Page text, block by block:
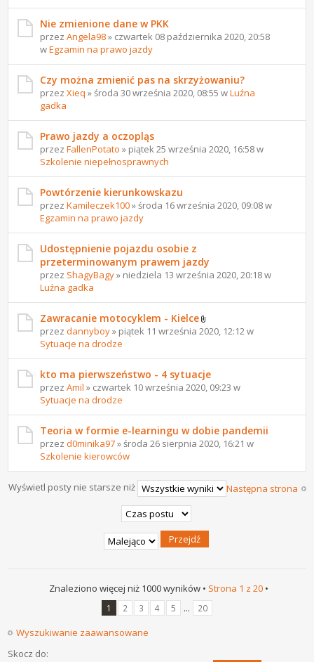
Nie zmienione dane w PKK
przezAngela98» czwartek 08 października 2020, 20:58
wEgzamin na prawo jazdy
Czy można zmienić pas na skrzyżowaniu?
przezXieq » środa 30 września 2020, 08:55 wLuźna
gadka
Prawo jazdy a oczopląs
przezFallenPotato » piątek 25 września 2020, 16:58 w
Szkolenie niepełnosprawnych
Powtórzenie kierunkowskazu
przezKamileczek100» środa 16 września 2020, 09:08 w
Egzamin na prawo jazdy
Udostępnienie pojazdu osobie z
przeterminowanym prawem jazdy
przez ShagyBagy» niedziela 13 września 2020, 20:18 w
Luźna gadka
Zawracanie motocyklem - Kielce
przezdannyboy» piątek 11 września 2020, 12:12 w
Sytuacje na drodze
kto ma pierwszeństwo - 4 sytuacje
przezAmil » czwartek 10 września 2020, 09:23 w
Sytuacje na drodze
Teoria w formie e-learningu w dobie pandemii
przezd0minika97» środa 26 sierpnia 2020, 16:21 w
Szkolenie kierowców
Następna strona
Wyświetl posty nie starsze niż
Znaleziono więcej niż 1000 wyników • Strona 1 z 20 •
1 2 3 4 5 ... 20
Wyszukiwanie zaawansowane
Skocz do: